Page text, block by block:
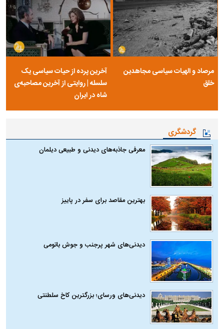
مرصاد و الهیات سیاسی مجاهدین
خلق
آخرین پرده از حیات سیاسی یک
سلسله | روایتی از آخرین مصاحبه‌ی
شاه در ایران
گردشگری
معرفی جاذبه‌های دیدنی و طبیعی دیلمان
بهترین مقاصد برای سفر در پاییز
دیدنی‌های شهر پرجنب و جوش باتومی
دیدنی‌های ورسای؛ بزرگترین کاخ سلطنتی